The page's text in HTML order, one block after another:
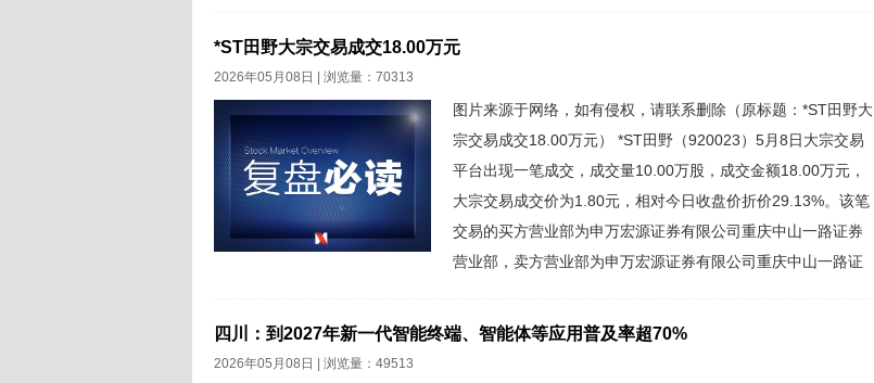
港元，卖出成交346.80亿港元，...
*ST田野大宗交易成交18.00万元
2026年05月08日 | 浏览量：70313
图片来源于网络，如有侵权，请联系删除（原标题：*ST田野大
宗交易成交18.00万元） *ST田野（920023）5月8日大宗交易
平台出现一笔成交，成交量10.00万股，成交金额18.00万元，
大宗交易成交价为1.80元，相对今日收盘价折价29.13%。该笔
交易的买方营业部为申万宏源证券有限公司重庆中山一路证券
营业部，卖方营业部为申万宏源证券有限公司重庆中山一路证
2.54元，上涨0.40%，日换手率为3.15%，成...
四川：到2027年新一代智能终端、智能体等应用普及率超70%
2026年05月08日 | 浏览量：49513